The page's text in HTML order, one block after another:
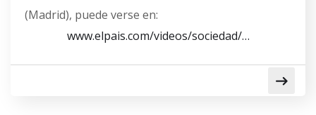
(Madrid), puede verse en:
www.elpais.com/videos/sociedad/…